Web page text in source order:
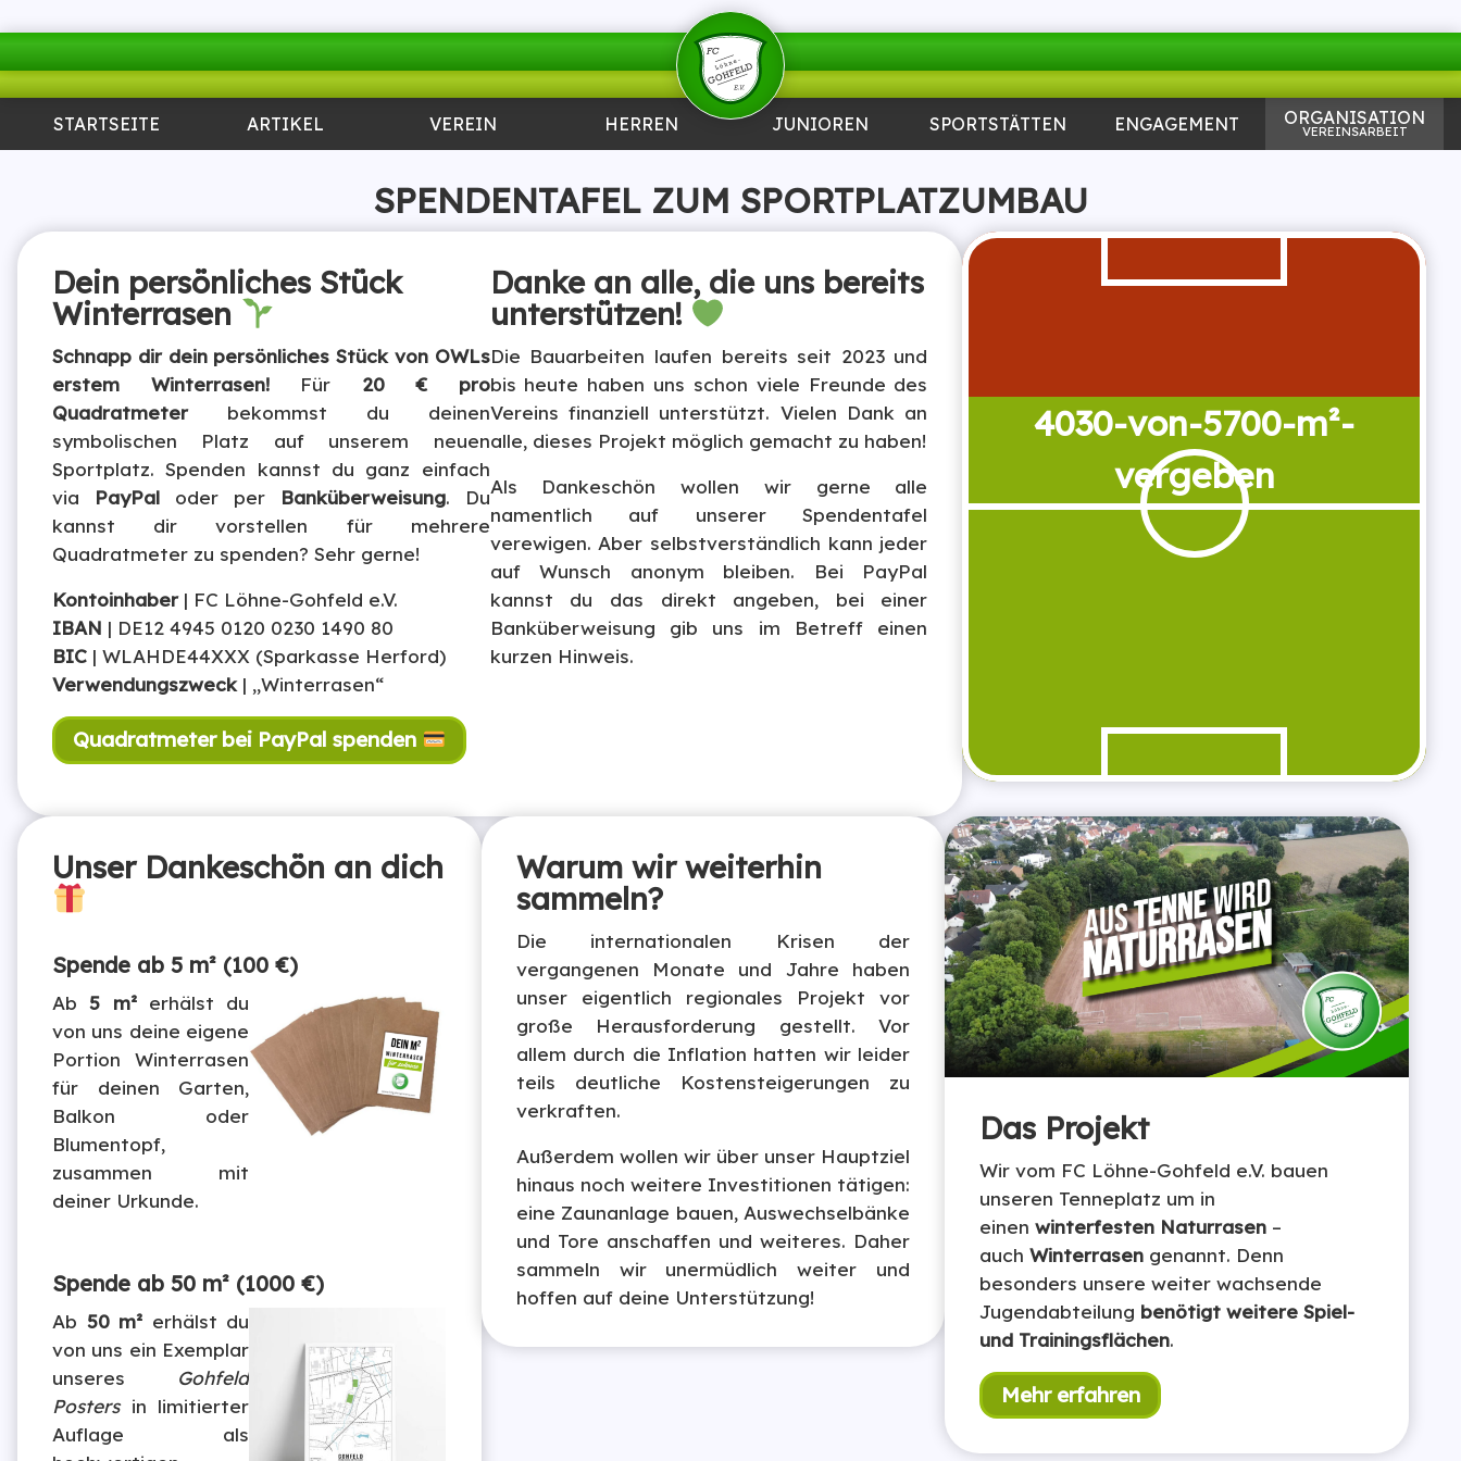
STARTSEITE ARTIKEL VEREIN HERREN JUNIOREN SPORTSTÄTTEN ENGAGEMENT ORGANISATION
VEREINSARBEIT
SPENDENTAFEL ZUM SPORTPLATZUMBAU
Dein persönliches Stück
Winterrasen
Schnapp dir dein persönliches Stück von OWLs
erstem Winterrasen!Für 20 € pro
Quadratmeterbekommst du deinen
symbolischen Platz auf unserem neuen
Sportplatz. Spenden kannst du ganz einfach
via PayPal oder per Banküberweisung. Du
kannst dir vorstellen für mehrere
Quadratmeter zu spenden? Sehr gerne!
Kontoinhaber | FC Löhne-Gohfeld e.V.
IBAN | DE12 4945 0120 0230 1490 80
BIC | WLAHDE44XXX (Sparkasse Herford)
Verwendungszweck | „Winterrasen“
Quadratmeter bei PayPal spenden
Danke an alle, die uns bereits
unterstützen!
Die Bauarbeiten laufen bereits seit 2023 und
bis heute haben uns schon viele Freunde des
Vereins finanziell unterstützt. Vielen Dank an
alle, dieses Projekt möglich gemacht zu haben!
Als Dankeschön wollen wir gerne alle
namentlich auf unserer Spendentafel
verewigen. Aber selbstverständlich kann jeder
auf Wunsch anonym bleiben. Bei PayPal
kannst du das direkt angeben, bei einer
Banküberweisung gib uns im Betreff einen
kurzen Hinweis.
Unser Dankeschön an dich
Spende ab 5 m² (100 €)
Ab5 m²erhälst du
von uns deine eigene
Portion Winterrasen
für deinen Garten,
Balkon oder
Blumentopf,
zusammen mit
deiner Urkunde.
Spende ab 50 m² (1000 €)
Ab 50 m² erhälst du
von uns ein Exemplar
unseres Gohfeld
Postersin limitierter
Auflage als
Warum wir weiterhin
sammeln?
Die internationalen Krisen der
vergangenen Monate und Jahre haben
unser eigentlich regionales Projekt vor
große Herausforderung gestellt. Vor
allem durch die Inflation hatten wir leider
teils deutliche Kostensteigerungen zu
verkraften.
Außerdem wollen wir über unser Hauptziel
hinaus noch weitere Investitionen tätigen:
eine Zaunanlage bauen, Auswechselbänke
und Tore anschaffen und weiteres. Daher
sammeln wir unermüdlich weiter und
hoffen auf deine Unterstützung!
Das Projekt
Wir vom FC Löhne-Gohfeld e.V. bauen
unseren Tenneplatz um in
einenwinterfesten Naturrasen –
auchWinterrasen genannt. Denn
besonders unsere weiter wachsende
Jugendabteilung benötigt weitere Spiel-
und Trainingsflächen.
Mehr erfahren